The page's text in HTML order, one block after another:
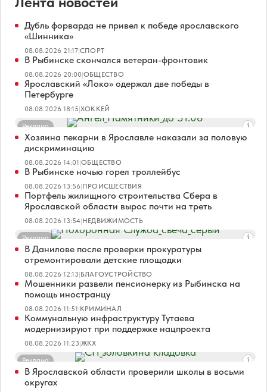
Дубль форварда не привел к победе ярославского
«Шинника»
08.08.2026 21:17|СПОРТ
В Рыбинске скончался ветеран-фронтовик
08.08.2026 20:00|ОБЩЕСТВО
Ярославский «Локо» одержал две победы в
Петербурге
08.08.2026 18:15|ХОККЕЙ
Реклама
Хозяина пекарни в Ярославле наказали за половую
дискриминацию
08.08.2026 14:01|ОБЩЕСТВО
В Рыбинске ночью горел троллейбус
08.08.2026 13:56|ПРОИСШЕСТВИЯ
Портфель жилищного строительства Сбера в
Ярославской области вырос почти на треть
08.08.2026 13:54|НЕДВИЖИМОСТЬ
Реклама
В Данилове после проверки прокуратуры
отремонтировали детские площадки
08.08.2026 12:13|БЛАГОУСТРОЙСТВО
Мошенники развели пенсионерку из Рыбинска на
помощь иностранцу
08.08.2026 11:51|КРИМИНАЛ
Коммунальную инфраструктуру Тутаева
модернизируют при поддержке нацпроекта
08.08.2026 11:23|ЖКХ
Реклама
В Ярославской области проверили школы в восьми
округах